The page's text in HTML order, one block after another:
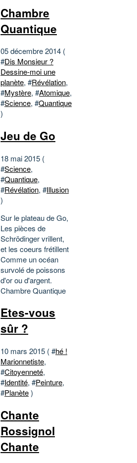
Chambre
Quantique
05 décembre 2014 (
#Dis Monsieur ?
Dessine-moi une
planète, #Révélation,
#Mystère, #Atomique,
#Science, #Quantique
)
Jeu de Go
18 mai 2015 (
#Science,
#Quantique,
#Révélation, #Illusion
)
Sur le plateau de Go,
Les pièces de
Schrödinger vrillent,
et les coeurs frétillent
Comme un océan
survolé de poissons
d'or ou d'argent.
Chambre Quantique
Etes-vous
sûr ?
10 mars 2015 ( #hé !
Marionnetiste,
#Citoyenneté,
#Identité, #Peinture,
#Planète)
Chante
Rossignol
Chante